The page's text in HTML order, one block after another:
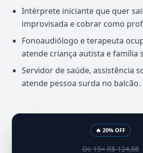
Intérprete iniciante que quer
improvisada e cobrar como
Fonoaudiólogo e terapeuta
atende criança autista e família
Servidor de saúde, assistência
atende pessoa surda no balcão.
🔥 20% OFF
De 15× R$ 124,88